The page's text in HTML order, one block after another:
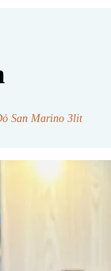
San Marino 3lit